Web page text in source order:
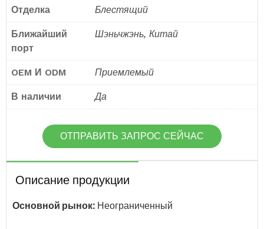
Отделка Блестящий
Ближайший
порт
Шэньчжэнь, Китай
OEM И ODM Приемлемый
В наличии Да
ОТПРАВИТЬ ЗАПРОС СЕЙЧАС
Описание продукции
Основной рынок: Неограниченный